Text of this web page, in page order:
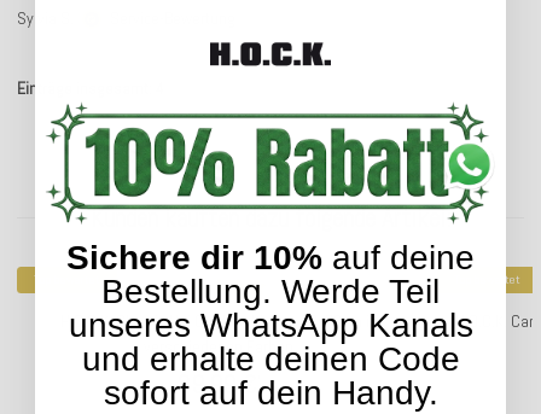
Sylvia S.
Einträge insgesamt: 4
Kunden kauften dazu folgende Artikel:
Top bewertet
H.O.C.K. Classic Uni Outdoor Kissen 70x70cm in
verschiedenen Farben
39,99 €
Top bewertet
H.O.C.K.
Sichere dir 10% auf deine
Bestellung. Werde Teil
unseres WhatsApp Kanals
und erhalte deinen Code
sofort auf dein Handy.